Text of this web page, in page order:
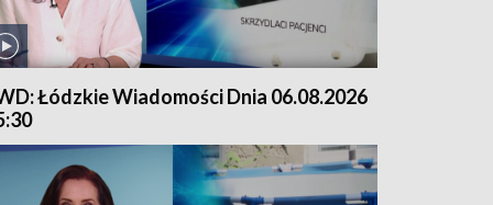
Łódzkie Wiadomości Dnia 06.08.2026